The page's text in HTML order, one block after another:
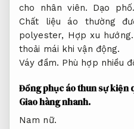
cho nhân viên. Dạo phố.
Chất liệu áo thường
polyester, Hợp xu hướng.
thoải mái khi vận động.
Váy đầm. Phù hợp nhiều
Đồng phục áo thun sự kiện
Giao hàng nhanh.
Nam nữ.